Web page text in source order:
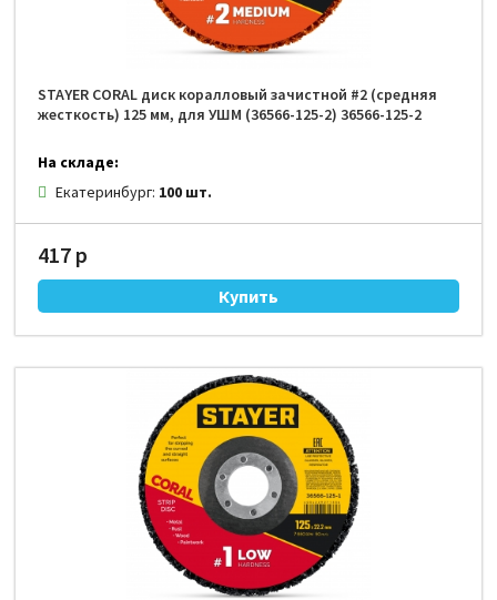
STAYER CORAL диск коралловый зачистной #2 (средняя
жесткость) 125 мм, для УШМ (36566-125-2) 36566-125-2
На складе:
Екатеринбург: 100 шт.
417 р